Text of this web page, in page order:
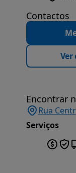
Contactos
Ver
Encontrar
Rua
Serviços